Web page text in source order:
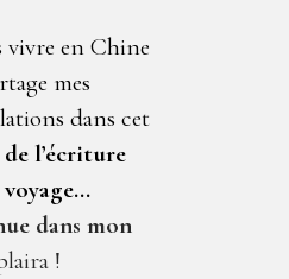
en Chine
mes
dans cet
l’écriture
dans mon
!